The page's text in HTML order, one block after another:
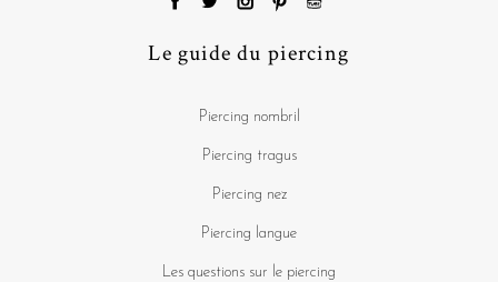
Le guide du piercing
Piercing nombril
Piercing tragus
Piercing nez
Piercing langue
Les questions sur le piercing